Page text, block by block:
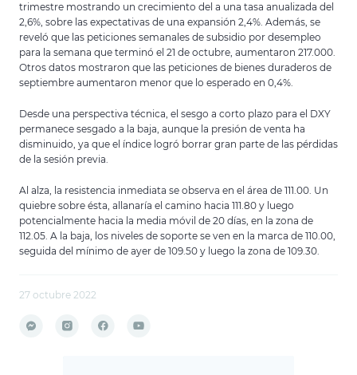
trimestre mostrando un crecimiento del a una tasa anualizada del
2,6%, sobre las expectativas de una expansión 2,4%. Además, se
reveló que las peticiones semanales de subsidio por desempleo
para la semana que terminó el 21 de octubre, aumentaron 217.000.
Otros datos mostraron que las peticiones de bienes duraderos de
septiembre aumentaron menor que lo esperado en 0,4%.
Desde una perspectiva técnica, el sesgo a corto plazo para el DXY
permanece sesgado a la baja, aunque la presión de venta ha
disminuido, ya que el índice logró borrar gran parte de las pérdidas
de la sesión previa.
Al alza, la resistencia inmediata se observa en el área de 111.00. Un
quiebre sobre ésta, allanaría el camino hacia 111.80 y luego
potencialmente hacia la media móvil de 20 días, en la zona de
112.05. A la baja, los niveles de soporte se ven en la marca de 110.00,
seguida del mínimo de ayer de 109.50 y luego la zona de 109.30.
27 octubre 2022